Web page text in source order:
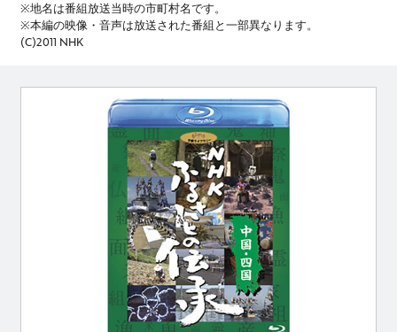
※地名は番組放送当時の市町村名です。
※本編の映像・音声は放送された番組と一部異なります。
(C)2011 NHK